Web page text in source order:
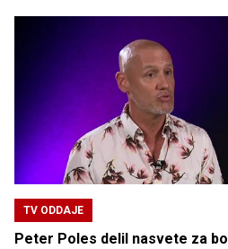
TV ODDAJE
Peter Poles delil nasvete za